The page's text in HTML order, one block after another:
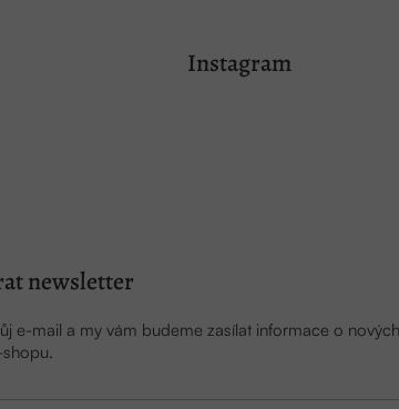
Instagram
newsletter
e-mail a my vám budeme zasílat informace o